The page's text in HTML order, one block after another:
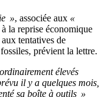
», associée aux «
la reprise économique
tentatives de
prévient la lettre.
élevés
il y a quelques mois,
sa boîte à outils »